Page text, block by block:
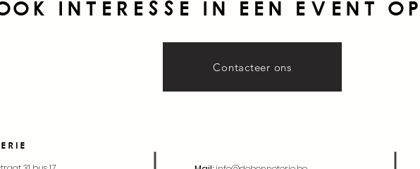
interesse in een event op
Contacteer ons